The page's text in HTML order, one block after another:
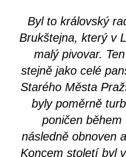
Byl to královský
Brukštejna, který v
malý pivovar.
stejně jako celé
Starého Města
byly poměrně
poničen
následně obnoven
Koncem století byl